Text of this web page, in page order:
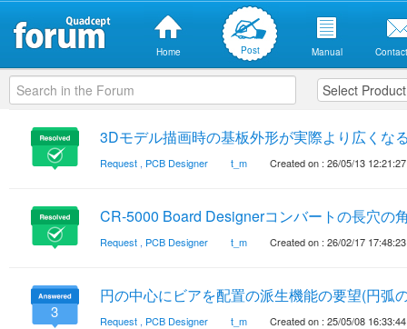
Home Post Manual
3Dモデル描画時の基板外形が実際より広くな
Request , PCB Designer t_m Created on : 26/05/13 12:21:27
CR-5000 Board Designerコンバートの長穴の
Request , PCB Designer t_m Created on : 26/02/17 17:48:23
3
円の中心にビアを配置の派生機能の要望(円弧
Request , PCB Designer t_m Created on : 25/05/08 16:33:44